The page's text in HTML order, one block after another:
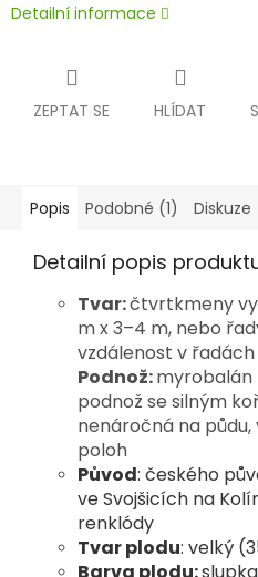
Detailní informace
ZEPTAT SE HLÍDAT
Popis Podobné (1) Diskuze
Detailní popis
Tvar:čtvrtkmeny
m x 3–4 m, nebo
vzdálenost v
Podnož:myrobalán
podnož se silným
nenáročná na
poloh
Původ: českého
ve Svojšicích na
renklódy
Tvar plodu: velký